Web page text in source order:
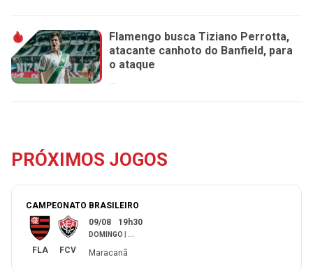
Flamengo busca Tiziano Perrotta,
atacante canhoto do Banfield, para
o ataque
...
PRÓXIMOS JOGOS
CAMPEONATO BRASILEIRO
FLA FCV
09/08 19h30
DOMINGO ...
Maracanã